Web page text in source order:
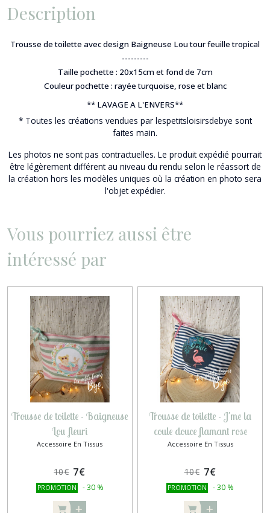
Description
Trousse de toilette avec design Baigneuse Lou tour feuille tropical
---------
Taille pochette : 20x15cm et fond de 7cm
Couleur pochette : rayée turquoise, rose et blanc
** LAVAGE A L'ENVERS**
* Toutes les créations vendues par lespetitsloisirsdebye sont
faites main.
Les photos ne sont pas contractuelles. Le produit expédié pourrait
être légèrement différent au niveau du rendu selon le réassort de
la création hors les modèles uniques où la création en photo sera
l'objet expédier.
Vous pourriez aussi être
intéressé par
Trousse de toilette - Baigneuse
Lou fleuri
Accessoire En Tissus
10€ 7€
PROMOTION -30 %
Trousse de toilette - J'me la
coule douce flamant rose
Accessoire En Tissus
10€ 7€
PROMOTION -30 %